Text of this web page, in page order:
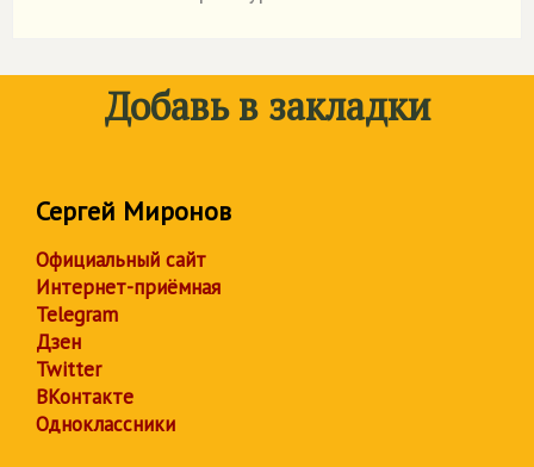
Добавь в закладки
Сергей Миронов
Официальный сайт
Интернет-приёмная
Telegram
Дзен
Twitter
ВКонтакте
Одноклассники